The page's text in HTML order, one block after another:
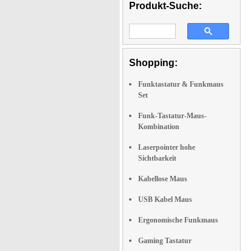
Produkt-Suche:
Shopping:
Funktastatur & Funkmaus
Set
Funk-Tastatur-Maus-
Kombination
Laserpointer hohe
Sichtbarkeit
Kabellose Maus
USB Kabel Maus
Ergonomische Funkmaus
Gaming Tastatur